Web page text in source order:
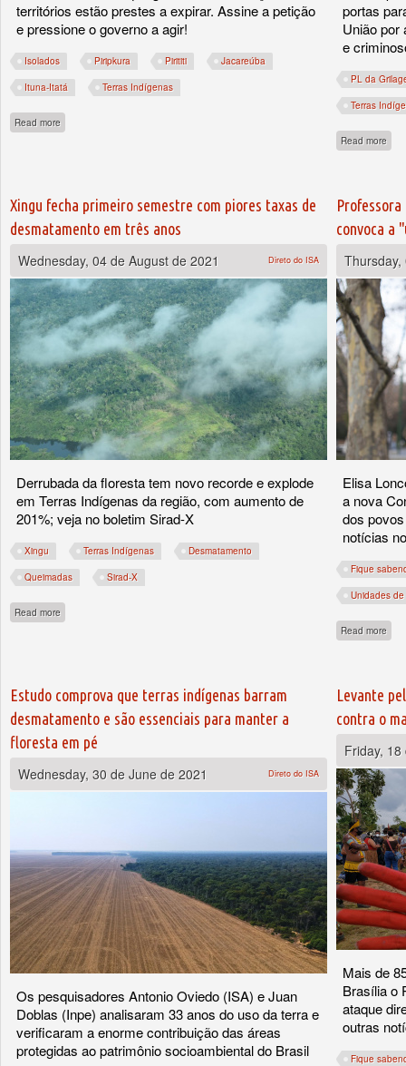
territórios estão prestes a expirar. Assine a petição
e pressione o governo a agir!
Isolados Piripkura Pirititi Jacareúba
Ituna-Itatá Terras Indígenas
Read more
portas
União por
e
PL da
Terras
Read more
Xingu fecha primeiro semestre com piores taxas de
desmatamento em três anos
Wednesday, 04 de August de 2021
Direto do ISA
Derrubada da floresta tem novo recorde e explode
em Terras Indígenas da região, com aumento de
201%; veja no boletim Sirad-X
Xingu Terras Indígenas Desmatamento
Queimadas Sirad-X
Read more
convoca a
Elisa
a nova
dos
notícias
Fique
Unidades
Read more
Estudo comprova que terras indígenas barram
desmatamento e são essenciais para manter a
floresta em pé
Wednesday, 30 de June de 2021
Direto do ISA
Os pesquisadores Antonio Oviedo (ISA) e Juan
Doblas (Inpe) analisaram 33 anos do uso da terra e
verificaram a enorme contribuição das áreas
protegidas ao patrimônio socioambiental do Brasil
Levante
contra o
Friday,
Mais de
Brasília o
ataque
outras
Fique